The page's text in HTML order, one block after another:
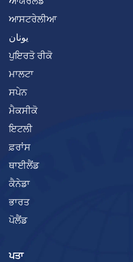
ਆਸਟਰੇਲੀਆ
يونان
ਪੁਇਰਤੋ ਰੀਕੋ
ਮਾਲਟਾ
ਸਪੇਨ
ਮੈਕਸੀਕੋ
ਇਟਲੀ
ਫ਼ਰਾਂਸ
ਥਾਈਲੈਂਡ
ਕੈਨੇਡਾ
ਭਾਰਤ
ਪੋਲੈਂਡ
ਪਤਾ